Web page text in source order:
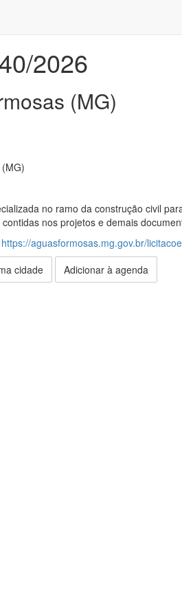
2026
(MG)
no ramo da construção civil
nos projetos e demais
https://aguasformosas.mg.gov.br/
cidade Adicionar à agenda